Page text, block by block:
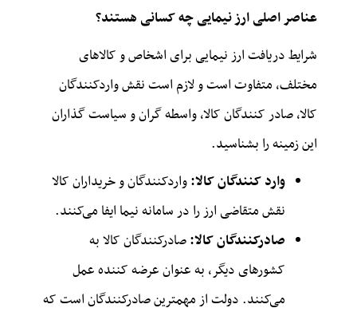
عناصر اصلی ارز نیمایی چه کسانی هستند؟
شرایط دریافت ارز نیمایی برای اشخاص و کالاهای
مختلف، متفاوت است و لازم است نقش واردکنندگان
کالا، صادر کنندگان کالا، واسطه گران و سیاست گذاران
این زمینه را بشناسید.
وارد کنندگان کالا:واردکنندگان و خریداران کالا
نقش متقاضی ارز را در سامانه نیما ایفا می‌کنند.
صادرکنندگان کالا:صادرکنندگان کالا به
کشورهای دیگر، به عنوان عرضه کننده عمل
می‌کنند. دولت از مهمترین صادرکنندگان است که